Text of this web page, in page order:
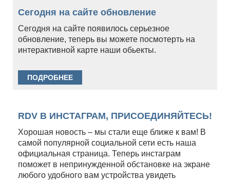
Сегодня на сайте обновление
Сегодня на сайте появилось серьезное
обновление, теперь вы можете посмотерть на
интерактивной карте наши обьекты.
ПОДРОБНЕЕ
RDV В ИНСТАГРАМ, ПРИСОЕДИНЯЙТЕСЬ!
Хорошая новость – мы стали еще ближе к вам! В
самой популярной социальной сети есть наша
официальная страница. Теперь инстаграм
поможет в непринужденной обстановке на экране
любого удобного вам устройства увидеть